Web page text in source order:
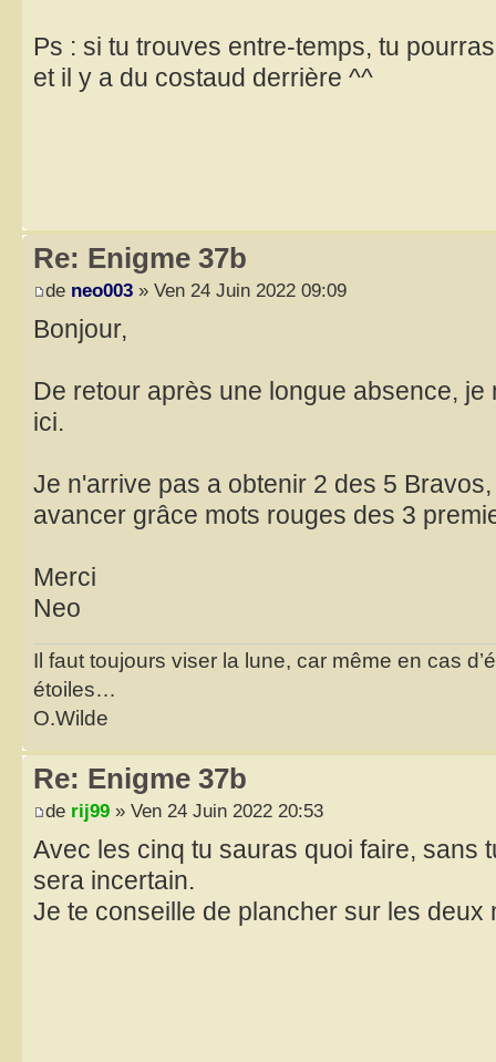
Ps : si tu trouves entre-temps, tu
et il y a du costaud derrière ^^
Re: Enigme 37b
de neo003 » Ven 24 Juin 2022 09:09
Bonjour,
De retour après une longue absence,
ici.
Je n'arrive pas a obtenir 2 des 5
avancer grâce mots rouges des 3
Merci
Neo
Il faut toujours viser la lune, car même en cas
étoiles…
O.Wilde
Re: Enigme 37b
de rij99 » Ven 24 Juin 2022 20:53
Avec les cinq tu sauras quoi faire, sans
sera incertain.
Je te conseille de plancher sur les